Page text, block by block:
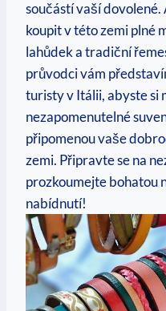
součástí vaší dovolené.
koupit v této zemi plné
lahůdek a tradiční
průvodci vám
turisty v Itálii, abyste si
nezapomenutelné
připomenou vaše
zemi. Připravte se na
prozkoumejte bohatou
nabídnutí!